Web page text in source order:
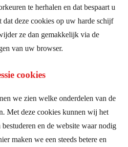
te herhalen en dat bespaart u
deze cookies op uw harde schijf
ze dan gemakkelijk via de
van uw browser.
cookies
we zien welke onderdelen van de
Met deze cookies kunnen wij het
en de website waar nodig
maken we een steeds betere en